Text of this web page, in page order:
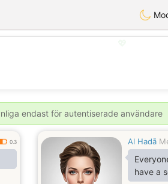
endast för autentiserade användare
0.3 Al Hadā
have a